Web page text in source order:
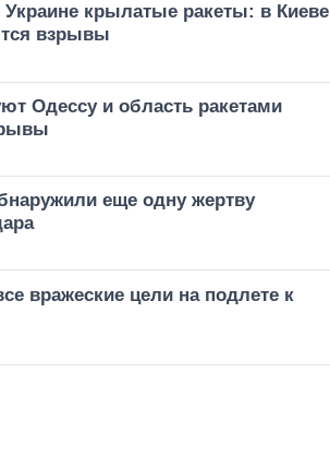
крылатые ракеты: в Киеве
взрывы
Одессу и область ракетами
еще одну жертву
вражеские цели на подлете к